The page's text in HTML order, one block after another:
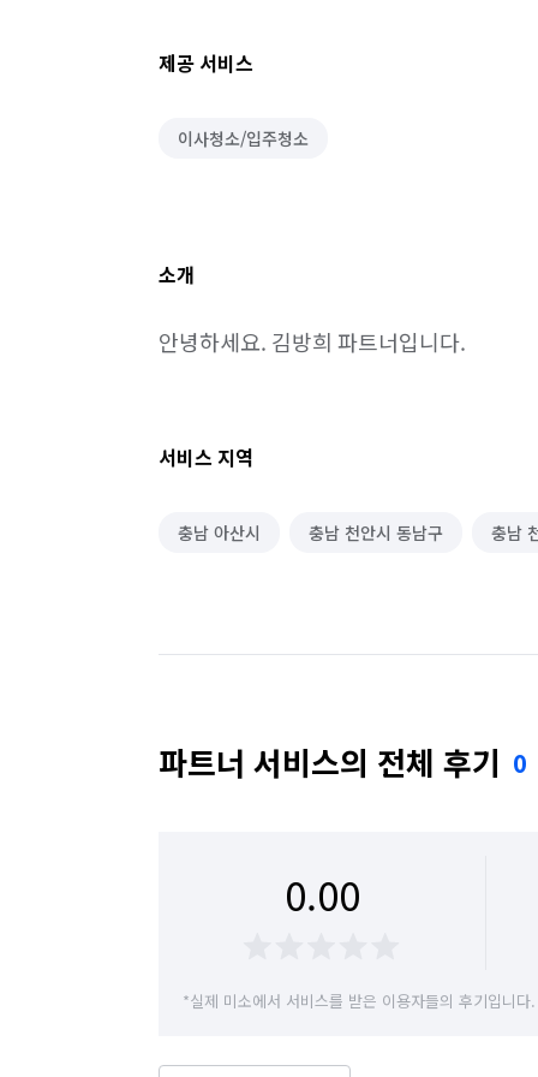
제공 서비스
이사청소/입주청소
소개
안녕하세요. 김방희 파트너입니다.
서비스 지역
충남 아산시 충남 천안시 동남구 충남
파트너 서비스의 전체 후기 0
0.00
*실제 미소에서 서비스를 받은 이용자들의 후기입니다.